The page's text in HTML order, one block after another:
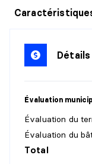
HALL
Dimensions :
Revêtement :
CUISINE
Niveau :7e
Dimensions :
Évaluation
Évaluation du
Évaluation du
Total